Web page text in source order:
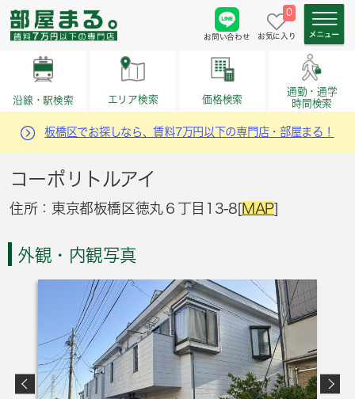
お問い合わせ
0
お気に入り
沿線・駅検索 エリア検索 価格検索
通勤・通学
時間検索
板橋区でお探しなら、賃料7万円以下の専門店・部屋まる！
コーポリトルアイ
住所：東京都板橋区徳丸６丁目13-8[MAP]
外観・内観写真